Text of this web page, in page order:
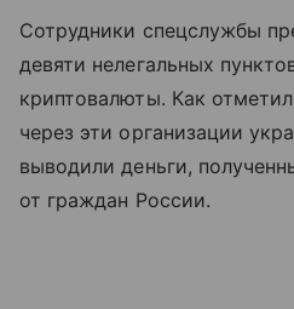
Сотрудники спецслужбы
девяти нелегальных
криптовалюты. Как
через эти организации
выводили деньги,
от граждан России.